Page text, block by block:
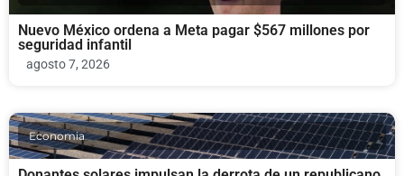
Nuevo México ordena a Meta pagar $567 millones por
seguridad infantil
agosto 7, 2026
Economia